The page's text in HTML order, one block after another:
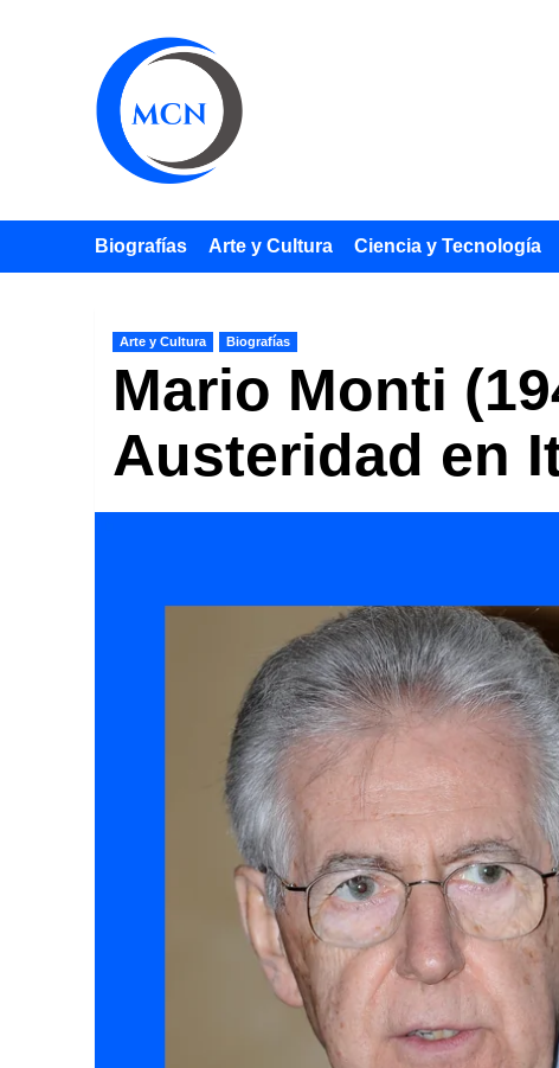
Biografías Arte y Cultura Ciencia y Tecnología
Arte y Cultura Biografías
Mario Monti
Austeridad en